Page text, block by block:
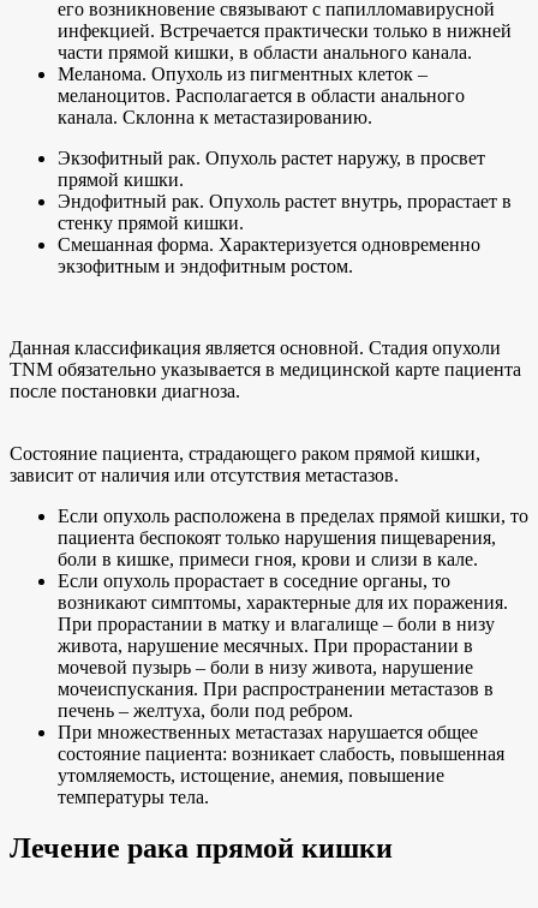
его возникновение связывают с папилломавирусной
инфекцией. Встречается практически только в нижней
части прямой кишки, в области анального канала.
Меланома. Опухоль из пигментных клеток –
меланоцитов. Располагается в области анального
канала. Склонна к метастазированию.
Экзофитный рак. Опухоль растет наружу, в просвет
прямой кишки.
Эндофитный рак. Опухоль растет внутрь, прорастает в
стенку прямой кишки.
Смешанная форма. Характеризуется одновременно
экзофитным и эндофитным ростом.
Данная классификация является основной. Стадия опухоли
TNM обязательно указывается в медицинской карте пациента
после постановки диагноза.
Состояние пациента, страдающего раком прямой кишки,
зависит от наличия или отсутствия метастазов.
Если опухоль расположена в пределах прямой кишки, то
пациента беспокоят только нарушения пищеварения,
боли в кишке, примеси гноя, крови и слизи в кале.
Если опухоль прорастает в соседние органы, то
возникают симптомы, характерные для их поражения.
При прорастании в матку и влагалище – боли в низу
живота, нарушение месячных. При прорастании в
мочевой пузырь – боли в низу живота, нарушение
мочеиспускания. При распространении метастазов в
печень – желтуха, боли под ребром.
При множественных метастазах нарушается общее
состояние пациента: возникает слабость, повышенная
утомляемость, истощение, анемия, повышение
температуры тела.
Лечение рака прямой кишки